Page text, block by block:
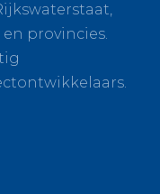
provincies.